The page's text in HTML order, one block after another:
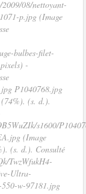
08/nettoyant-
p.jpg (Image
bulbes-filet-
-
P1040768.jpg
(s. d.).
s1600/
(Image
(s. d.). Consulté
TwzWfukH4-
Ultra-
w-97181.jpg